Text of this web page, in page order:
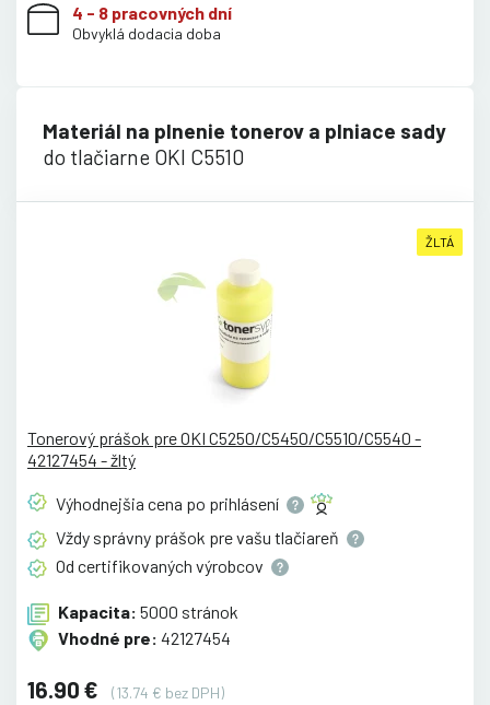
4 - 8 pracovných dní
Obvyklá dodacia doba
Materiál na plnenie tonerov a plniace sady
do tlačiarne OKI C5510
ŽLTÁ
Tonerový prášok pre OKI C5250/C5450/C5510/C5540 -
42127454 - žltý
Výhodnejšia cena po prihlásení
Vždy správny prášok pre vašu tlačiareň
Od certifikovaných výrobcov
Kapacita: 5000 stránok
Vhodné pre: 42127454
16.90 €
(13.74 € bez DPH)